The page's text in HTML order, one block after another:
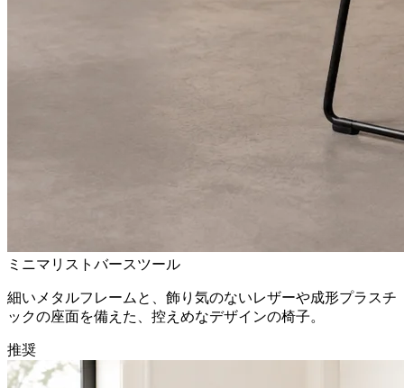
ミニマリストバースツール
細いメタルフレームと、飾り気のないレザーや成形プラスチ
ックの座面を備えた、控えめなデザインの椅子。
推奨